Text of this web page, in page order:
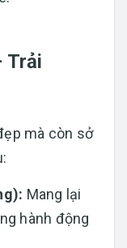
Trải
mà còn sở
Mang lại
hành động